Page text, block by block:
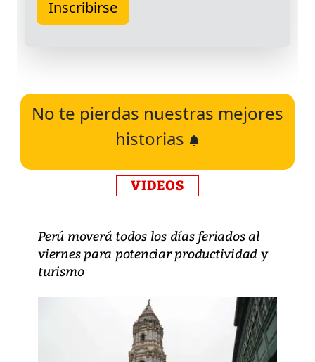
No te pierdas nuestras mejores
historias
VIDEOS
Perú moverá todos los días feriados al
viernes para potenciar productividad y
turismo